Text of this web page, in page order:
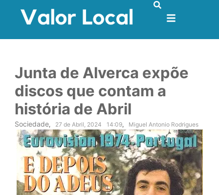
Junta de Alverca expõe
discos que contam a
história de Abril
Sociedade, 27 de Abril, 2024 14:09, Miguel Antonio Rodrigues